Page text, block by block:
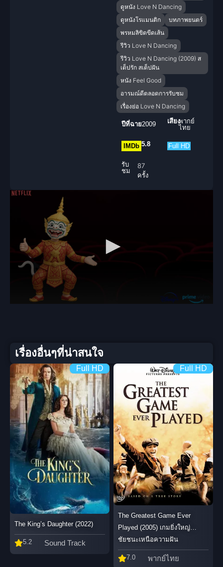
ดูหนัง Love N Dancing
ดูหนังโรแมนติก
บทภาพยนตร์
พรหมลิขิตขีดเส้น
รีวิว Love N Dancing
รีวิว Love N Dancing (2009) ส
เต็ปรัก สเต็ปฝัน
หนัง Feel Good
อารมณ์ดีตลอดการรับชม
เรื่องย่อ Love N Dancing
ปีที่ฉาย2009 เสียงพากย์
ไทย
IMDb 5.8 Full HD
รับ
ชม
87
ครั้ง
เรื่องอื่นๆที่น่าสนใจ
Full HD
The King’s Daughter (2022)
5.2 Sound Track
Full HD
The Greatest Game Ever
Played (2005) เกมยิ่งใหญ่…
ชัยชนะเหนือความฝัน
7.0 พากย์ไทย